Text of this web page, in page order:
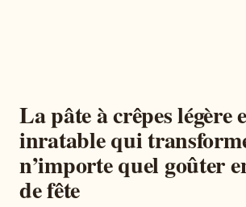
La pâte à crêpes légère
inratable qui
n’importe quel goûter
de fête